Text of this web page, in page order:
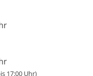
17:00 Uhr)